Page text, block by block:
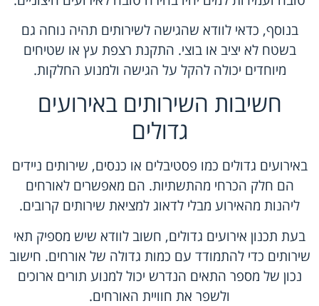
בנוסף, כדאי לוודא שהגישה לשירותים תהיה נוחה גם
בשטח לא יציב או בוצי. התקנת רצפת עץ או שטיחים
מיוחדים יכולה להקל על הגישה ולמנוע החלקות.
חשיבות השירותים באירועים
גדולים
באירועים גדולים כמו פסטיבלים או כנסים, שירותים ניידים
הם חלק הכרחי מהתשתיות. הם מאפשרים לאורחים
ליהנות מהאירוע מבלי לדאוג למציאת שירותים קרובים.
בעת תכנון אירועים גדולים, חשוב לוודא שיש מספיק תאי
שירותים כדי להתמודד עם כמות גדולה של אורחים. חישוב
נכון של מספר התאים הנדרש יכול למנוע תורים ארוכים
ולשפר את חוויית האורחים.